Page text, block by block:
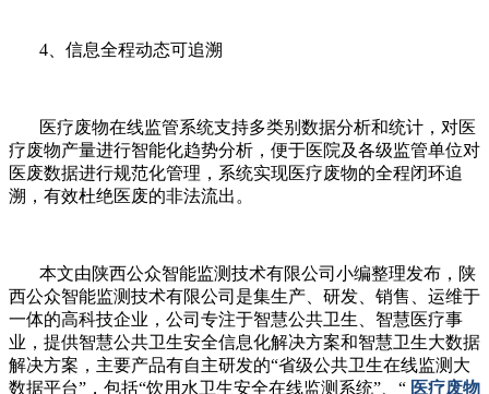
4、信息全程动态可追溯
医疗废物在线监管系统支持多类别数据分析和统计，对医
疗废物产量进行智能化趋势分析，便于医院及各级监管单位对
医废数据进行规范化管理，系统实现医疗废物的全程闭环追
溯，有效杜绝医废的非法流出。
本文由陕西公众智能监测技术有限公司小编整理发布，陕
西公众智能监测技术有限公司是集生产、研发、销售、运维于
一体的高科技企业，公司专注于智慧公共卫生、智慧医疗事
业，提供智慧公共卫生安全信息化解决方案和智慧卫生大数据
解决方案，主要产品有自主研发的“省级公共卫生在线监测大
数据平台”，包括“饮用水卫生安全在线监测系统”、“ 医疗废物